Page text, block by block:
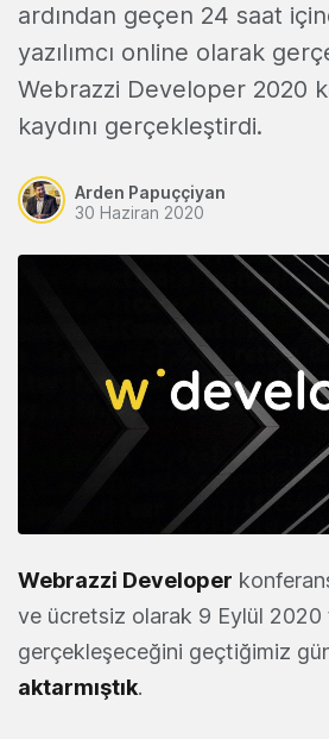
ardından geçen 24 saat
yazılımcı online olarak
Webrazzi Developer 2020
kaydını gerçekleştirdi.
Arden Papuççiyan
30 Haziran 2020
Webrazzi Developer
ve ücretsiz olarak 9 Eylül 2020
gerçekleşeceğini geçtiğimiz
aktarmıştık.